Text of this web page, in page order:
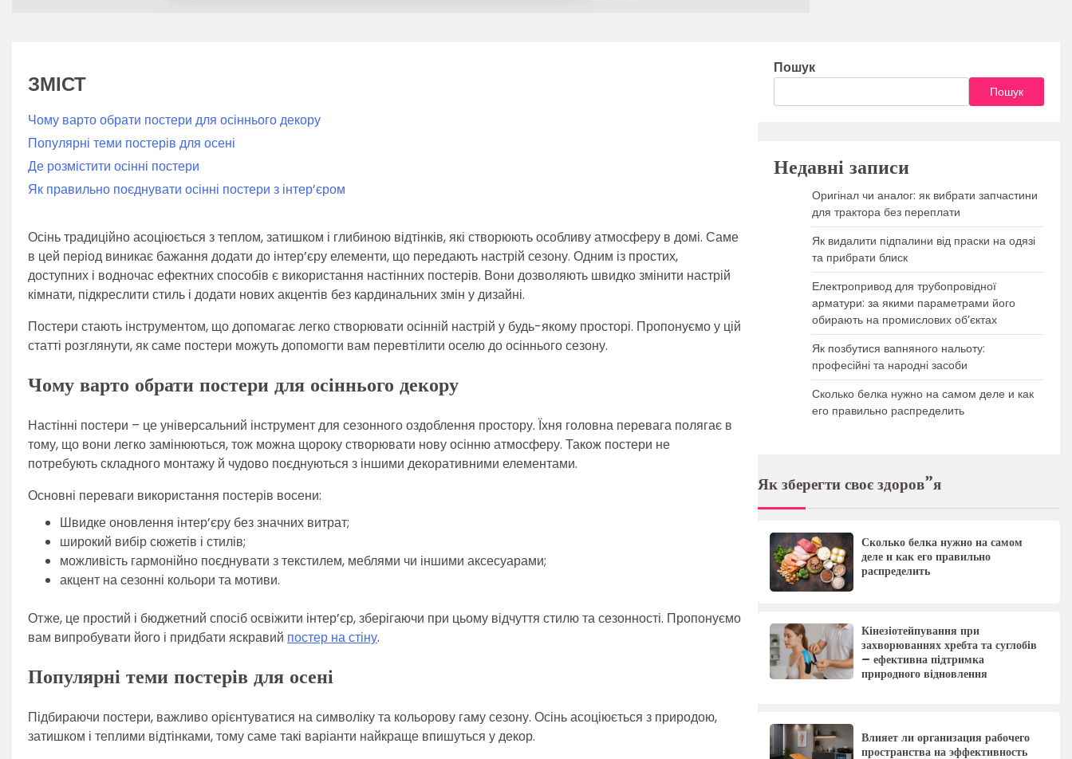
ЗМІСТ
Чому варто обрати постери для осіннього декору
Популярні теми постерів для осені
Де розмістити осінні постери
Як правильно поєднувати осінні постери з інтер’єром
Осінь традиційно асоціюється з теплом, затишком і глибиною відтінків, які створюють особливу атмосферу в домі. Саме
в цей період виникає бажання додати до інтер’єру елементи, що передають настрій сезону. Одним із простих,
доступних і водночас ефектних способів є використання настінних постерів. Вони дозволяють швидко змінити настрій
кімнати, підкреслити стиль і додати нових акцентів без кардинальних змін у дизайні.
Постери стають інструментом, що допомагає легко створювати осінній настрій у будь-якому просторі. Пропонуємо у цій
статті розглянути, як саме постери можуть допомогти вам перевтілити оселю до осіннього сезону.
Чому варто обрати постери для осіннього декору
Настінні постери – це універсальний інструмент для сезонного оздоблення простору. Їхня головна перевага полягає в
тому, що вони легко замінюються, тож можна щороку створювати нову осінню атмосферу. Також постери не
потребують складного монтажу й чудово поєднуються з іншими декоративними елементами.
Основні переваги використання постерів восени:
Швидке оновлення інтер’єру без значних витрат;
широкий вибір сюжетів і стилів;
можливість гармонійно поєднувати з текстилем, меблями чи іншими аксесуарами;
акцент на сезонні кольори та мотиви.
Отже, це простий і бюджетний спосіб освіжити інтер’єр, зберігаючи при цьому відчуття стилю та сезонності. Пропонуємо
вам випробувати його і придбати яскравий постер на стіну.
Популярні теми постерів для осені
Підбираючи постери, важливо орієнтуватися на символіку та кольорову гаму сезону. Осінь асоціюється з природою,
затишком і теплими відтінками, тому саме такі варіанти найкраще впишуться у декор.
Пошук
Пошук
Недавні записи
Оригінал чи аналог: як вибрати запчастини
для трактора без переплати
Як видалити підпалини від праски на одязі
та прибрати блиск
Електропривод для трубопровідної
арматури: за якими параметрами його
обирають на промислових об’єктах
Як позбутися вапняного нальоту:
професійні та народні засоби
Сколько белка нужно на самом деле и как
его правильно распределить
Як зберегти своє здоров”я
Сколько белка нужно на самом
деле и как его правильно
распределить
Кінезіотейпування при
захворюваннях хребта та суглобів
– ефективна підтримка
природного відновлення
Влияет ли организация рабочего
пространства на эффективность